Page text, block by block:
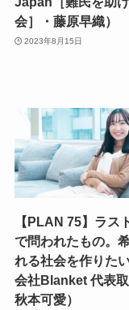
会］・藤原早織）
2023年8月15日
【PLAN 75】ラス
で問われたもの。
れる社会を作りた
会社Blanket 代表取
秋本可愛）